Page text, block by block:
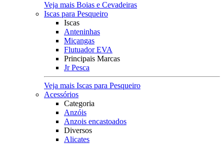
Veja mais Boias e Cevadeiras
Iscas para Pesqueiro
Iscas
Anteninhas
Miçangas
Flutuador EVA
Principais Marcas
Jr Pesca
Veja mais Iscas para Pesqueiro
Acessórios
Categoria
Anzóis
Anzois encastoados
Diversos
Alicates